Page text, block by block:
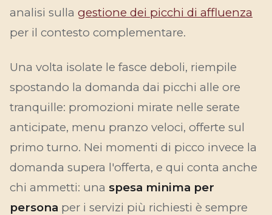
analisi sulla gestione dei picchi di affluenza
per il contesto complementare.
Una volta isolate le fasce deboli, riempile
spostando la domanda dai picchi alle ore
tranquille: promozioni mirate nelle serate
anticipate, menu pranzo veloci, offerte sul
primo turno. Nei momenti di picco invece la
domanda supera l'offerta, e qui conta anche
chi ammetti: una spesa minima per
persona per i servizi più richiesti è sempre